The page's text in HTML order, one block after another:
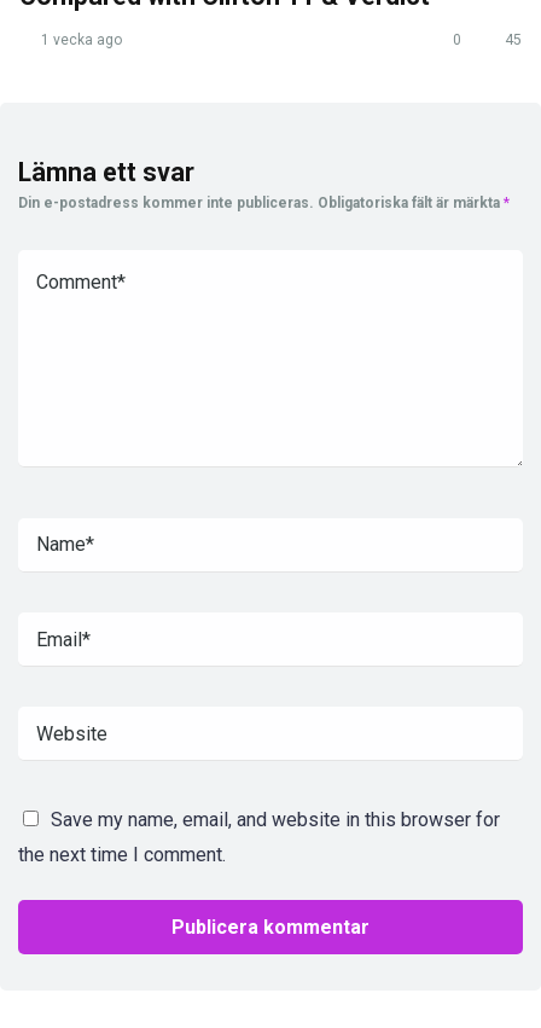
1 vecka ago 0 45
Lämna ett svar
Din e-postadress kommer inte publiceras. Obligatoriska fält är märkta *
Save my name, email, and website in this browser for
the next time I comment.